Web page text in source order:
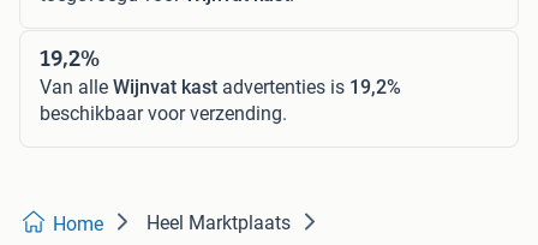
19,2%
Van alle Wijnvat kast advertenties is 19,2%
beschikbaar voor verzending.
Home Heel Marktplaats